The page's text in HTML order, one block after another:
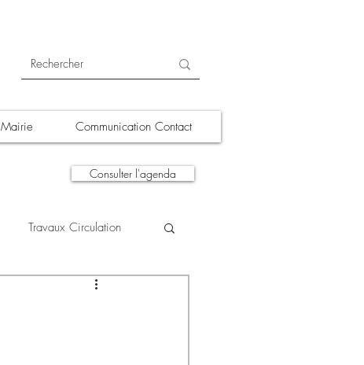
Mairie Communication Contact
Consulter l'agenda
Travaux Circulation
A la une